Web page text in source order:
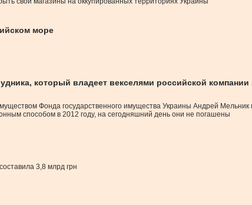
море
который владеет векселями российской компании
Фонда государственного имущества Украины Андрей
способом в 2012 году, на сегодняшний день они не погашены
3,8 млрд грн